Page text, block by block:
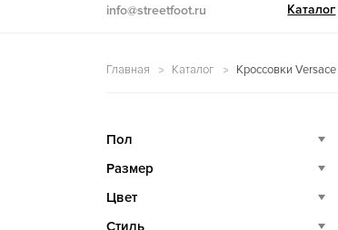
info@streetfoot.ru Каталог
Главная Каталог Кроссовки Versace
Пол
Размер
Цвет
Стиль